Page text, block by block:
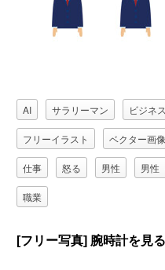
AI サラリーマン ビジネス
フリーイラスト ベクター画像
仕事 怒る 男性 男性
職業
[フリー写真] 腕時計を見